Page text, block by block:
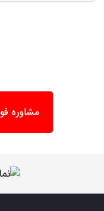
مشاوره